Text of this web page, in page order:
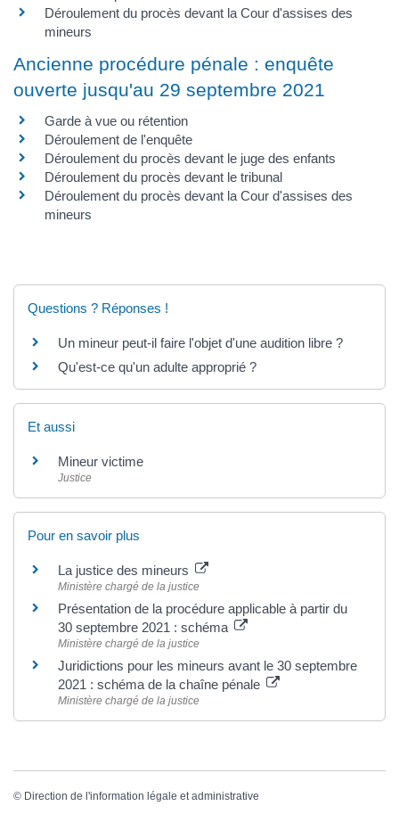
Déroulement du procès devant la Cour d'assises des
mineurs
Ancienne procédure pénale : enquête
ouverte jusqu'au 29 septembre 2021
Garde à vue ou rétention
Déroulement de l'enquête
Déroulement du procès devant le juge des enfants
Déroulement du procès devant le tribunal
Déroulement du procès devant la Cour d'assises des
mineurs
Questions ? Réponses !
Un mineur peut-il faire l'objet d'une audition libre ?
Qu'est-ce qu'un adulte approprié ?
Et aussi
Mineur victime
Justice
Pour en savoir plus
La justice des mineurs
Ministère chargé de la justice
Présentation de la procédure applicable à partir du
30 septembre 2021 : schéma
Ministère chargé de la justice
Juridictions pour les mineurs avant le 30 septembre
2021 : schéma de la chaîne pénale
Ministère chargé de la justice
© Direction de l'information légale et administrative